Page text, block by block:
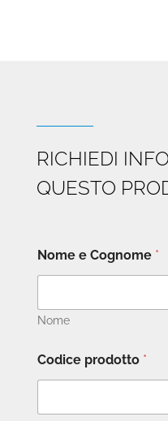
RICHIEDI
QUESTO
Nome e Cognome *
Nome
Codice prodotto *